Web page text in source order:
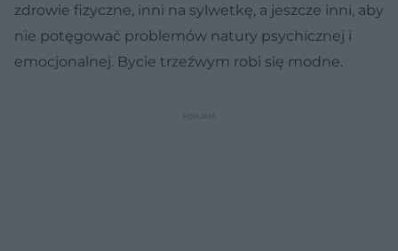
zdrowie fizyczne, inni na sylwetkę, a jeszcze inni, aby
nie potęgować problemów natury psychicznej i
emocjonalnej. Bycie trzeźwym robi się modne.